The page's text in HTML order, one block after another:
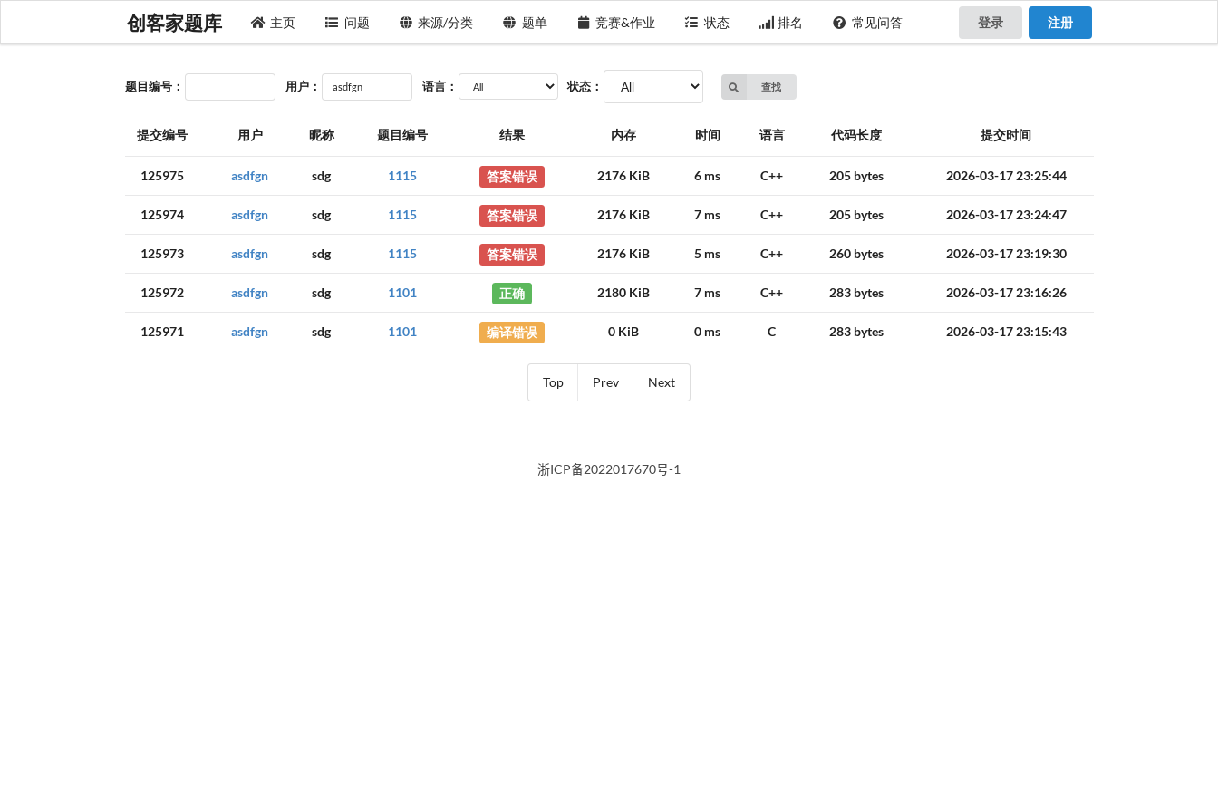
创客家题库 主页 问题 来源/分类 题单 竞赛&作业 状态 排名 常见问答 登录 注册
题目编号： 用户： 语言： 状态： 查找
提交编号 用户 昵称 题目编号 结果 内存 时间 语言 代码长度 提交时间
125975 asdfgn sdg 1115 答案错误 2176 KiB 6 ms C++ 205 bytes 2026-03-17 23:25:44
125974 asdfgn sdg 1115 答案错误 2176 KiB 7 ms C++ 205 bytes 2026-03-17 23:24:47
125973 asdfgn sdg 1115 答案错误 2176 KiB 5 ms C++ 260 bytes 2026-03-17 23:19:30
125972 asdfgn sdg 1101 正确 2180 KiB 7 ms C++ 283 bytes 2026-03-17 23:16:26
125971 asdfgn sdg 1101 编译错误 0 KiB 0 ms C 283 bytes 2026-03-17 23:15:43
Top Prev Next
浙ICP备2022017670号-1